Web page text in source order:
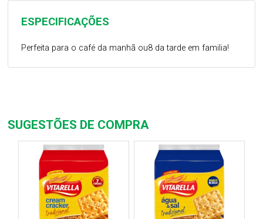
ESPECIFICAÇÕES
Perfeita para o café da manhã ou8 da tarde em familia!
SUGESTÕES DE COMPRA